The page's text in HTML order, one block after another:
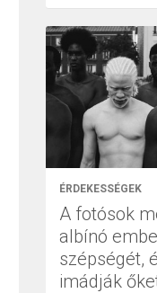
ÉRDEKESSÉGEK
A fotósok
albínó
szépségét,
imádják